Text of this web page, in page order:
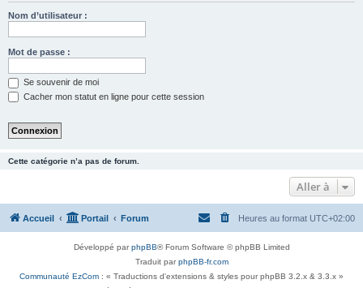
e
Nom d’utilisateur :
Mot de passe :
Se souvenir de moi
Cacher mon statut en ligne pour cette session
Cette catégorie n’a pas de forum.
Aller à
Accueil Portail Forum Heures au format UTC+02:00
Développé parphpBB® Forum Software © phpBB Limited
Traduit parphpBB-fr.com
Communauté EzCom : « Traductions d'extensions & styles pour phpBB 3.2.x & 3.3.x »